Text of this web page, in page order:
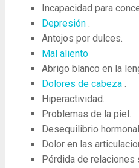
Incapacidad para
Depresión .
Antojos por dulces.
Mal aliento
Abrigo blanco en la
Dolores de cabeza .
Hiperactividad.
Problemas de la piel.
Desequilibrio
Dolor en las
Pérdida de relaciones